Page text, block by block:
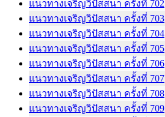
แนวทางเจริญวิปัสสนา ครั้งที่ 702
แนวทางเจริญวิปัสสนา ครั้งที่ 703
แนวทางเจริญวิปัสสนา ครั้งที่ 704
แนวทางเจริญวิปัสสนา ครั้งที่ 705
แนวทางเจริญวิปัสสนา ครั้งที่ 706
แนวทางเจริญวิปัสสนา ครั้งที่ 707
แนวทางเจริญวิปัสสนา ครั้งที่ 708
แนวทางเจริญวิปัสสนา ครั้งที่ 709